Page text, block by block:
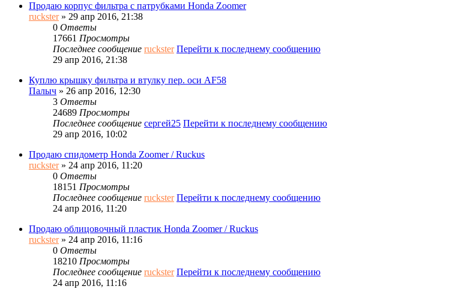
Продаю корпус фильтра с патрубками Honda Zoomer
ruckster» 29 апр 2016, 21:38
0 Ответы
17661 Просмотры
Последнее сообщение ruckster Перейти к последнему сообщению
29 апр 2016, 21:38
Куплю крышку фильтра и втулку пер. оси AF58
Палыч » 26 апр 2016, 12:30
3 Ответы
24689 Просмотры
Последнее сообщение сергей25 Перейти к последнему сообщению
29 апр 2016, 10:02
Продаю спидометр Honda Zoomer / Ruckus
ruckster» 24 апр 2016, 11:20
0 Ответы
18151 Просмотры
Последнее сообщение ruckster Перейти к последнему сообщению
24 апр 2016, 11:20
Продаю облицовочный пластик Honda Zoomer / Ruckus
ruckster» 24 апр 2016, 11:16
0 Ответы
18210 Просмотры
Последнее сообщение ruckster Перейти к последнему сообщению
24 апр 2016, 11:16